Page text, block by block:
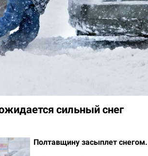
сильный снег
Полтавщину засыплет снегом.